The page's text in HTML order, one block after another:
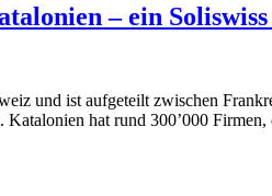
– ein
und ist aufgeteilt zwischen
Katalonien hat rund 300’000